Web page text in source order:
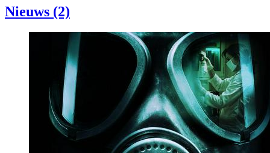
Nieuws (2)